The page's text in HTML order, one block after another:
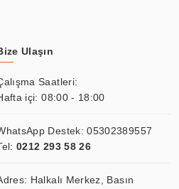
Ulaşın
Saatleri:
içi: 08:00 - 18:00
Destek:05302389557
0212 293 58 26
Halkalı Merkez, Basın